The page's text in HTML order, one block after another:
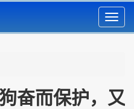
奋而保护，又